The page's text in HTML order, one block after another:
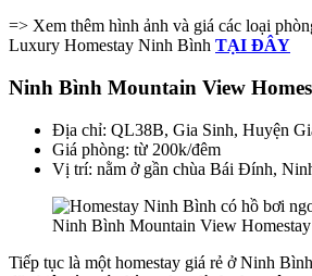
=> Xem thêm hình ảnh và giá các loại
Luxury Homestay Ninh Bình TẠI ĐÂY
Ninh Bình Mountain View
Địa chỉ: QL38B, Gia Sinh, Huyện
Giá phòng: từ 200k/đêm
Vị trí: nằm ở gần chùa Bái Đính,
Ninh Bình Mountain View Homestay
Tiếp tục là một homestay giá rẻ ở Ninh